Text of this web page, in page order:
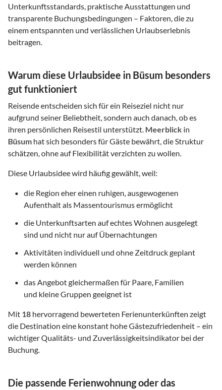
Unterkunftsstandards, praktische Ausstattungen und
transparente Buchungsbedingungen – Faktoren, die zu
einem entspannten und verlässlichen Urlaubserlebnis
beitragen.
Warum diese Urlaubsidee in Büsum besonders
gut funktioniert
Reisende entscheiden sich für ein Reiseziel nicht nur
aufgrund seiner Beliebtheit, sondern auch danach, ob es
ihren persönlichen Reisestil unterstützt. Meerblick in
Büsum hat sich besonders für Gäste bewährt, die Struktur
schätzen, ohne auf Flexibilität verzichten zu wollen.
Diese Urlaubsidee wird häufig gewählt, weil:
die Region eher einen ruhigen, ausgewogenen
Aufenthalt als Massentourismus ermöglicht
die Unterkunftsarten auf echtes Wohnen ausgelegt
sind und nicht nur auf Übernachtungen
Aktivitäten individuell und ohne Zeitdruck geplant
werden können
das Angebot gleichermaßen für Paare, Familien
und kleine Gruppen geeignet ist
Mit 18 hervorragend bewerteten Ferienunterkünften zeigt
die Destination eine konstant hohe Gästezufriedenheit – ein
wichtiger Qualitäts- und Zuverlässigkeitsindikator bei der
Buchung.
Die passende Ferienwohnung oder das